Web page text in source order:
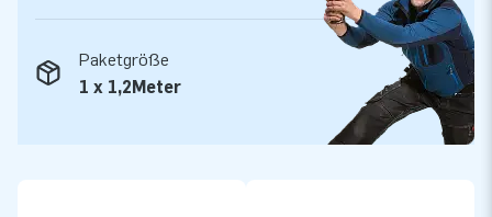
Der Kauf einer professionellen Hüpfburg mit Rutsche ist bei
JB Hüpfburg einfach und schnell erledigt. Wenn Sie Ihre
aufblasbare Multi Rutsche online bestellen möchten, legen
Sie Ihre Lieblings-Multi Rutsche in Ihren Warenkorb und
Paketgröße
1 x 1,2Meter